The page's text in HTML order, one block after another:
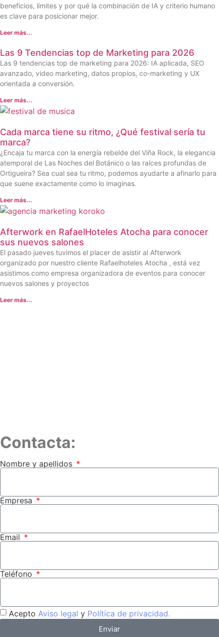
beneficios, límites y por qué la combinación de IA y criterio humano
es clave para posicionar mejor.
Leer más...
Las 9 Tendencias top de Marketing para 2026
Las 9 tendencias top de marketing para 2026: IA aplicada, SEO
avanzado, video marketing, datos propios, co-marketing y UX
orientada a conversión.
Leer más...
Cada marca tiene su ritmo, ¿Qué festival sería tu
marca?
¿Encaja tu marca con la energía rebelde del Viña Rock, la elegancia
atemporal de Las Noches del Botánico o las raíces profundas de
Ortigueira? Sea cual sea tu ritmo, podemos ayudarte a afinarlo para
que suene exactamente como lo imaginas.
Leer más...
Afterwork en RafaelHoteles Atocha para conocer
sus nuevos salones
El pasado jueves tuvimos el placer de asistir al Afterwork
organizado por nuestro cliente Rafaelhoteles Atocha , está vez
asistimos como empresa organizadora de eventos para conocer
nuevos salones y proyectos
Leer más...
Contacta:
Nombre y apellidos
Empresa
Email
Teléfono
Acepto Aviso legal y Política de privacidad.
Enviar